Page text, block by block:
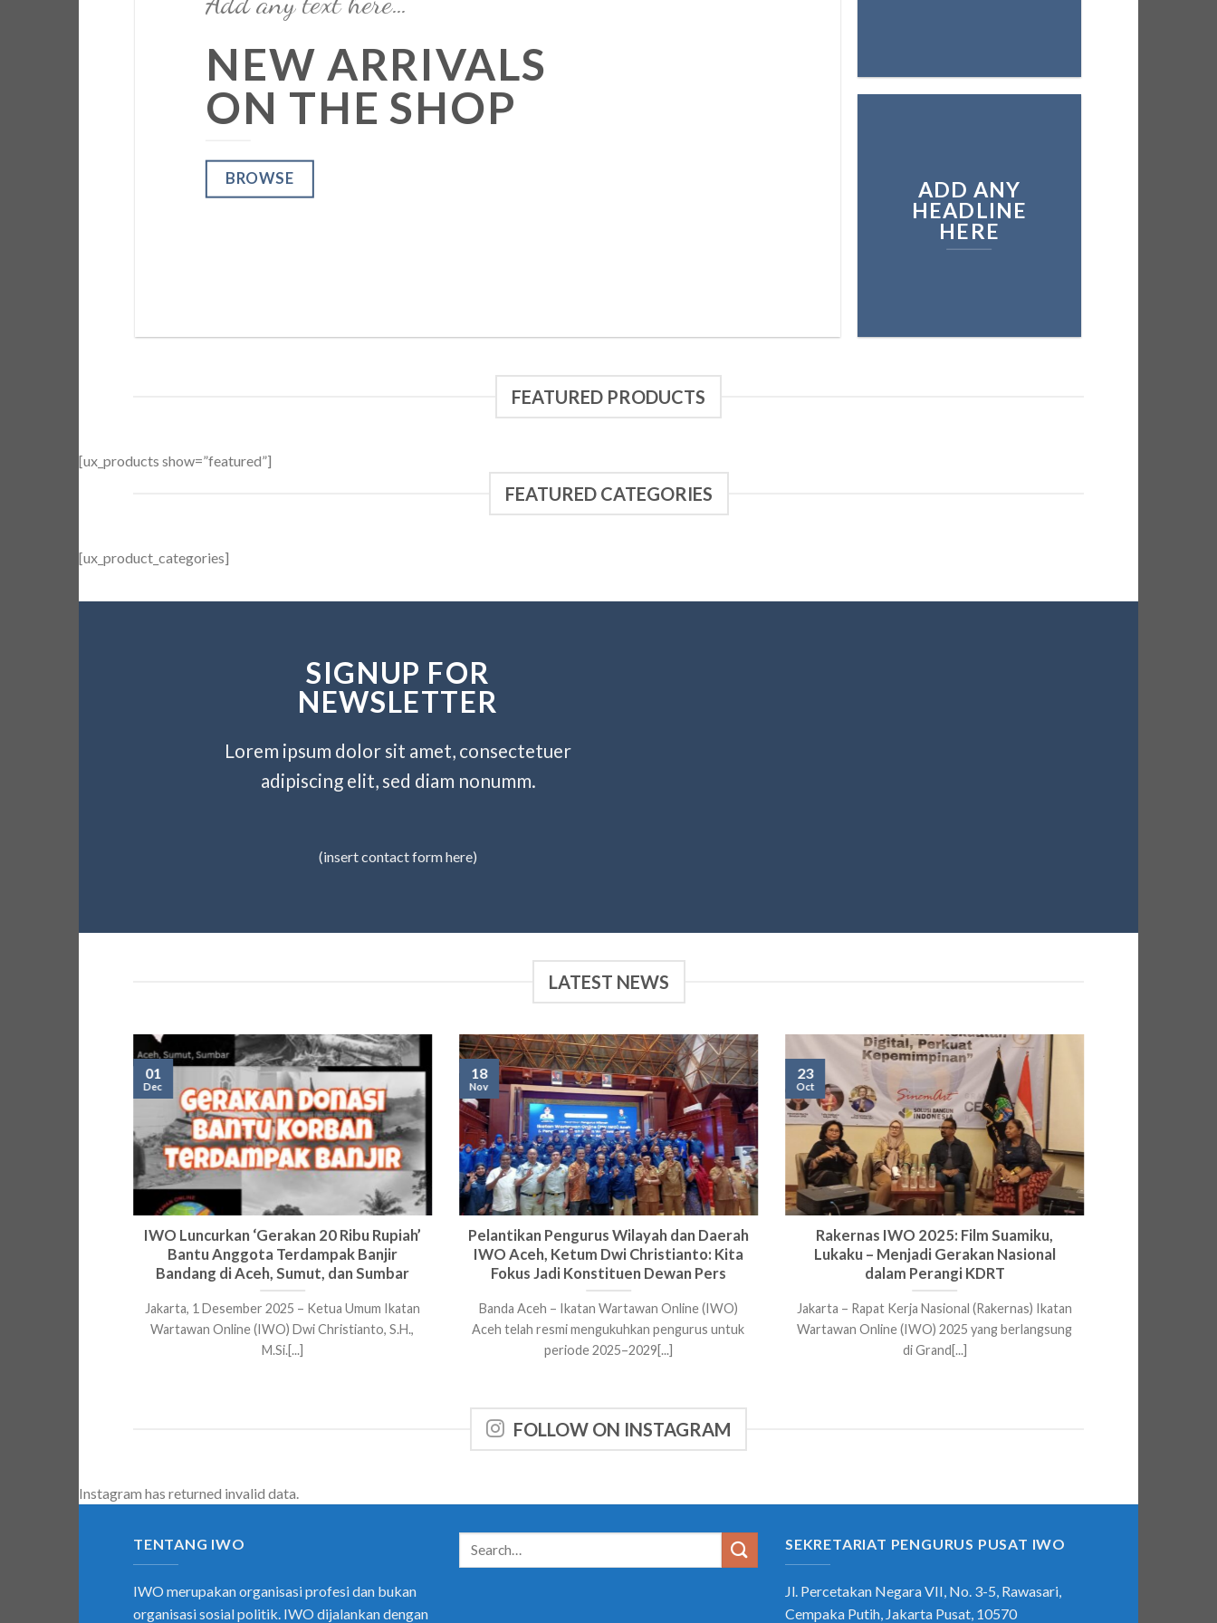
NEW ARRIVALS
ON THE SHOP
BROWSE
ADD ANY
HEADLINE
HERE
FEATURED PRODUCTS
[ux_products show=”featured”]
FEATURED CATEGORIES
[ux_product_categories]
SIGNUP FOR
NEWSLETTER
Lorem ipsum dolor sit amet, consectetuer
adipiscing elit, sed diam nonumm.
(insert contact form here)
LATEST NEWS
IWO Luncurkan ‘Gerakan 20 Ribu Rupiah’
Bantu Anggota Terdampak Banjir
Bandang di Aceh, Sumut, dan Sumbar
Jakarta, 1 Desember 2025 – Ketua Umum Ikatan
Wartawan Online (IWO) Dwi Christianto, S.H.,
M.Si.[...]
01
Dec
Pelantikan Pengurus Wilayah dan Daerah
IWO Aceh, Ketum Dwi Christianto: Kita
Fokus Jadi Konstituen Dewan Pers
Banda Aceh – Ikatan Wartawan Online (IWO)
Aceh telah resmi mengukuhkan pengurus untuk
periode 2025–2029[...]
18
Nov
Rakernas IWO 2025: Film Suamiku,
Lukaku – Menjadi Gerakan Nasional
dalam Perangi KDRT
Jakarta – Rapat Kerja Nasional (Rakernas) Ikatan
Wartawan Online (IWO) 2025 yang berlangsung
di Grand[...]
23
Oct
FOLLOW ON INSTAGRAM
Instagram has returned invalid data.
TENTANG IWO
IWO merupakan organisasi profesi dan bukan
organisasi sosial politik. IWO dijalankan dengan
SEKRETARIAT PENGURUS PUSAT IWO
Jl. Percetakan Negara VII, No. 3-5, Rawasari,
Cempaka Putih, Jakarta Pusat, 10570